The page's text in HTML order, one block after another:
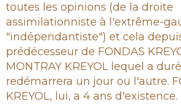
toutes les opinions (de la droite
assimilationniste à l'extrême-
"indépendantiste") et cela
prédécesseur de FONDAS
MONTRAY KREYOL lequel a
redémarrera un jour ou l'autre.
KREYOL, lui, a 4 ans d'existence.